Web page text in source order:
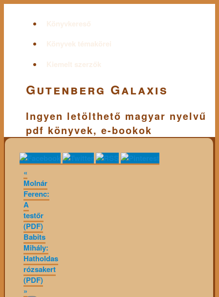
Könyvkereső
Könyvek témakörei
Kiemelt szerzők
Gutenberg Galaxis
Ingyen letölthető magyar nyelvű
pdf könyvek, e-bookok
«
Molnár
Ferenc:
A
testőr
(PDF)
Babits
Mihály:
Hatholdas
rózsakert
(PDF)
»